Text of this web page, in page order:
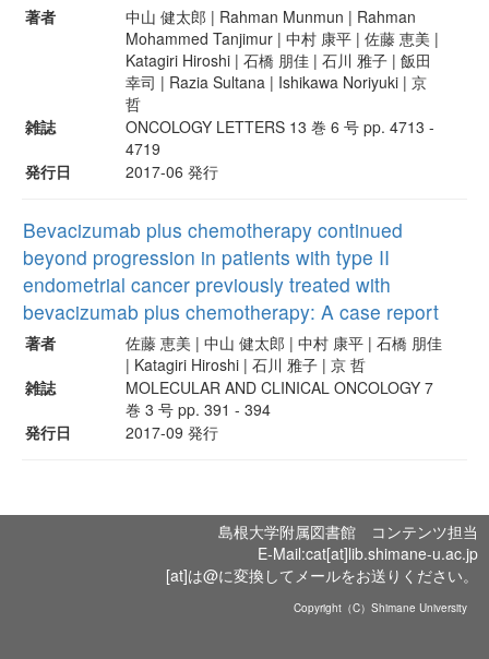
著者
中山 健太郎 | Rahman Munmun | Rahman
Mohammed Tanjimur | 中村 康平 | 佐藤 恵美 |
Katagiri Hiroshi | 石橋 朋佳 | 石川 雅子 | 飯田
幸司 | Razia Sultana | Ishikawa Noriyuki | 京
哲
雑誌
ONCOLOGY LETTERS 13 巻 6 号 pp. 4713 -
4719
発行日
2017-06 発行
Bevacizumab plus chemotherapy continued
beyond progression in patients with type II
endometrial cancer previously treated with
bevacizumab plus chemotherapy: A case report
著者
佐藤 恵美 | 中山 健太郎 | 中村 康平 | 石橋 朋佳
| Katagiri Hiroshi | 石川 雅子 | 京 哲
雑誌
MOLECULAR AND CLINICAL ONCOLOGY 7
巻 3 号 pp. 391 - 394
発行日
2017-09 発行
島根大学附属図書館 コンテンツ担当
E-Mail:cat[at]lib.shimane-u.ac.jp
[at]は@に変換してメールをお送りください。
Copyright（C）Shimane University